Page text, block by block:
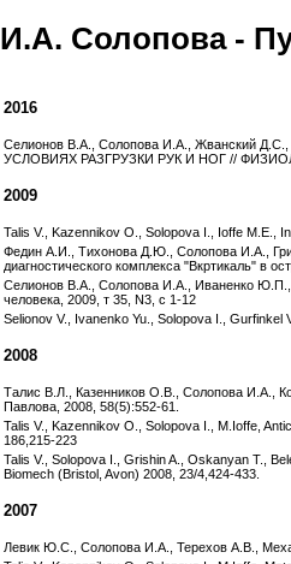
И.А. Солопова -
2016
Селионов В.А., Солопова И.А.,
УСЛОВИЯХ РАЗГРУЗКИ РУК И НОГ //
2009
Talis V., Kazennikov O., Solopova I., Ioffe M.E.,
Федин А.И., Тихонова Д.Ю., Солопова И.А.,
диагностического комплекса "Вкртикаль" в
Селионов В.А., Солопова И.А., Иваненко Ю.П.,
человека, 2009, т 35, N3, с 1-12
Selionov V., Ivanenko Yu., Solopova I.,
2008
Талис В.Л., Казенников О.В., Солопова И.А.,
Павлова, 2008, 58(5):552-61.
Talis V., Kazennikov O., Solopova I., M.Ioffe,
186,215-223
Talis V., Solopova I., Grishin A., Oskanyan T.,
Biomech (Bristol, Avon) 2008, 23/4,424-433.
2007
Левик Ю.С., Солопова И.А., Терехов А.В.,